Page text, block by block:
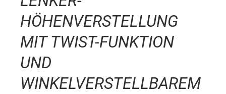
HÖHENVERSTELLUNG
MIT TWIST-FUNKTION
UND
WINKELVERSTELLBAREM